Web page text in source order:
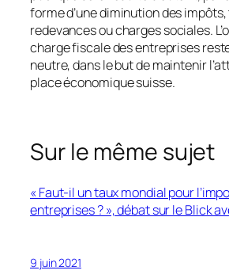
forme d’une diminution des
redevances ou charges sociales.
charge fiscale des entreprises
neutre, dans le but de maintenir
place économique suisse.
Sur le même sujet
« Faut-il un taux mondial pour
entreprises ? », débat sur le Blick
9 juin 2021